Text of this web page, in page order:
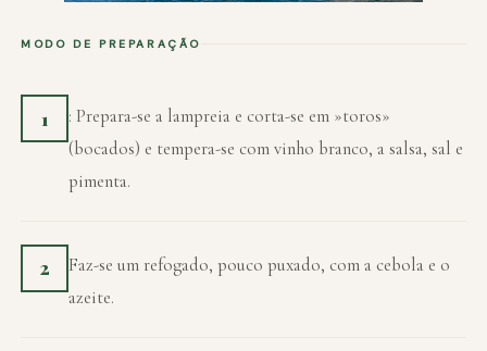
MODO DE PREPARAÇÃO
1
: Prepara-se a lampreia e corta-se em »toros»
(bocados) e tempera-se com vinho branco, a salsa, sal e
pimenta.
2
Faz-se um refogado, pouco puxado, com a cebola e o
azeite.